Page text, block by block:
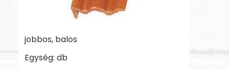
jobbos, balos
Egység: db